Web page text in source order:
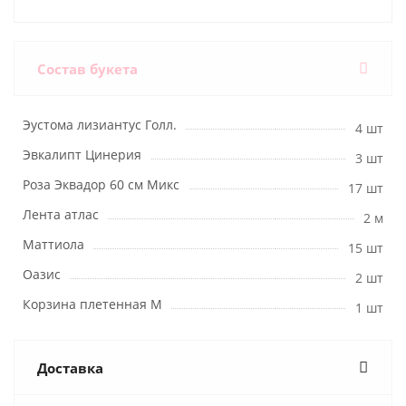
Состав букета
Эустома лизиантус Голл.
4 шт
Эвкалипт Цинерия
3 шт
Роза Эквадор 60 см Микс
17 шт
Лента атлас
2 м
Маттиола
15 шт
Оазис
2 шт
Корзина плетенная M
1 шт
Доставка